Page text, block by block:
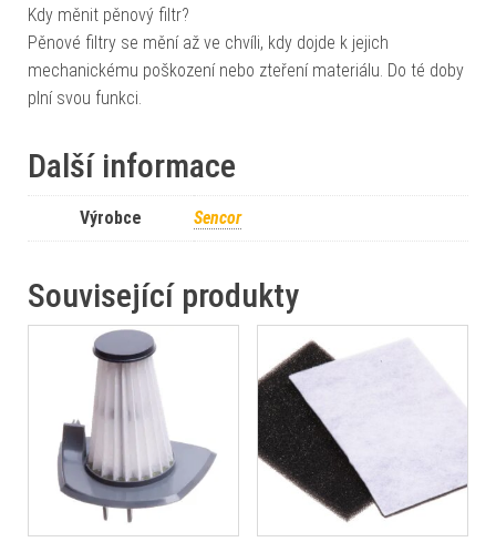
Kdy měnit pěnový filtr?
Pěnové filtry se mění až ve chvíli, kdy dojde k jejich
mechanickému poškození nebo zteření materiálu. Do té doby
plní svou funkci.
Další informace
Výrobce Sencor
Související produkty